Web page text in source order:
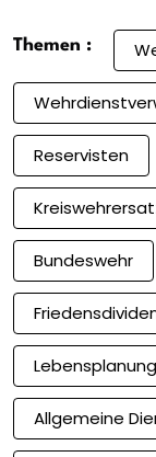
Themen :
Reservisten
Bundeswehr
Lebensplanung
Allgemeine